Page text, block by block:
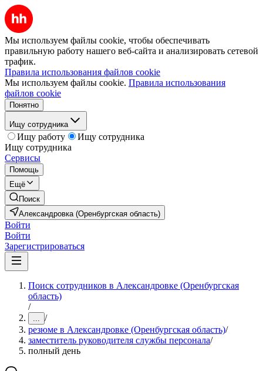
Мы используем файлы cookie, чтобы обеспечивать
правильную работу нашего веб-сайта и анализировать сетевой
трафик.
Правила использования файлов cookie
Мы используем файлы cookie. Правила использования
файлов cookie
Понятно
Ищу сотрудника
Ищу работу
Ищу сотрудника
Ищу сотрудника
Сервисы
Помощь
Ещё
Поиск
Александровка (Оренбургская область)
Войти
Войти
Зарегистрироваться
Поиск сотрудников в Александровке (Оренбургская
область)
/
... /
резюме в Александровке (Оренбургская область)/
заместитель руководителя службы персонала/
полный день